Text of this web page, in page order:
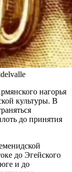
нагорья
культуры. В
до принятия
до Эгейского
и до